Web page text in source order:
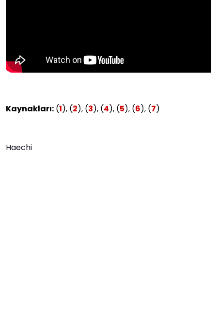
Kaynakları: (1), (2), (3), (4), (5), (6), (7)
Haechi